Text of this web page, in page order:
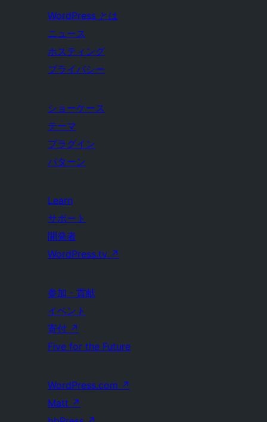
WordPress とは
ニュース
ホスティング
プライバシー
ショーケース
テーマ
プラグイン
パターン
Learn
サポート
開発者
WordPress.tv ↗
参加・貢献
イベント
寄付 ↗
Five for the Future
WordPress.com ↗
Matt ↗